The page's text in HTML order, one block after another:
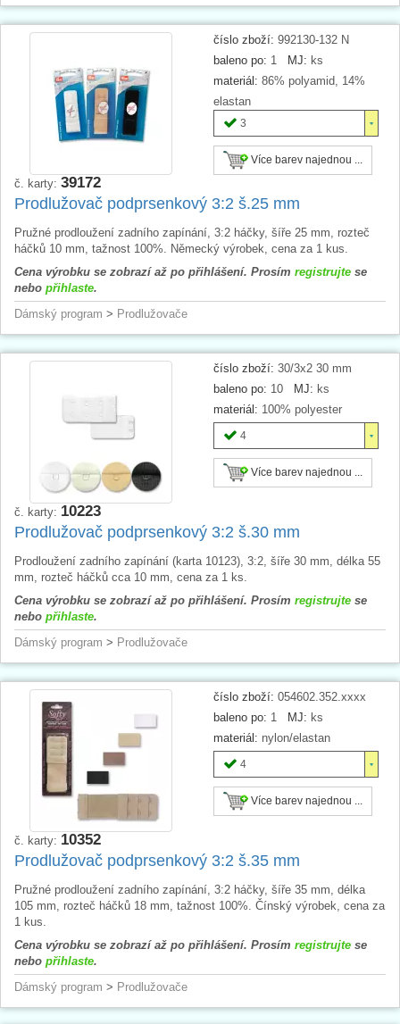
číslo zboží: 992130-132 N
baleno po: 1 MJ: ks
materiál: 86% polyamid, 14%
elastan
3
Více barev najednou ...
č. karty: 39172
Prodlužovač podprsenkový 3:2 š.25 mm
Pružné prodloužení zadního zapínání, 3:2 háčky, šíře 25 mm, rozteč
háčků 10 mm, tažnost 100%. Německý výrobek, cena za 1 kus.
Cena výrobku se zobrazí až po přihlášení. Prosím registrujte se
nebo přihlaste.
Dámský program > Prodlužovače
číslo zboží: 30/3x2 30 mm
baleno po: 10 MJ: ks
materiál: 100% polyester
4
Více barev najednou ...
č. karty: 10223
Prodlužovač podprsenkový 3:2 š.30 mm
Prodloužení zadního zapínání (karta 10123), 3:2, šíře 30 mm, délka 55
mm, rozteč háčků cca 10 mm, cena za 1 ks.
Cena výrobku se zobrazí až po přihlášení. Prosím registrujte se
nebo přihlaste.
Dámský program > Prodlužovače
číslo zboží: 054602.352.xxxx
baleno po: 1 MJ: ks
materiál: nylon/elastan
4
Více barev najednou ...
č. karty: 10352
Prodlužovač podprsenkový 3:2 š.35 mm
Pružné prodloužení zadního zapínání, 3:2 háčky, šíře 35 mm, délka
105 mm, rozteč háčků 18 mm, tažnost 100%. Čínský výrobek, cena za
1 kus.
Cena výrobku se zobrazí až po přihlášení. Prosím registrujte se
nebo přihlaste.
Dámský program > Prodlužovače